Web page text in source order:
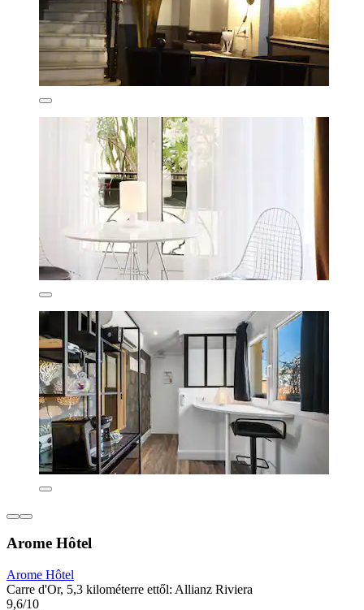
Arome Hôtel
Arome Hôtel
Carre d'Or, 5,3 kilométerre ettől: Allianz Riviera
9,6/10